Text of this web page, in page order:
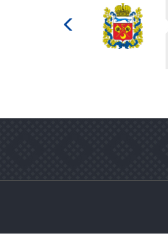
культуры
Российской